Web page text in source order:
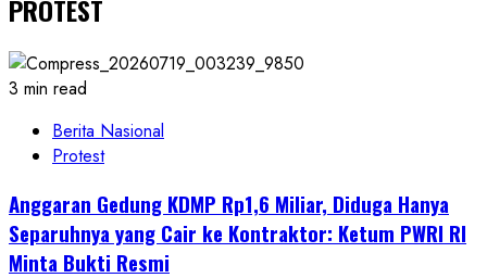
PROTEST
3 min read
Berita Nasional
Protest
Anggaran Gedung KDMP Rp1,6 Miliar, Diduga Hanya
Separuhnya yang Cair ke Kontraktor: Ketum PWRI RI
Minta Bukti Resmi